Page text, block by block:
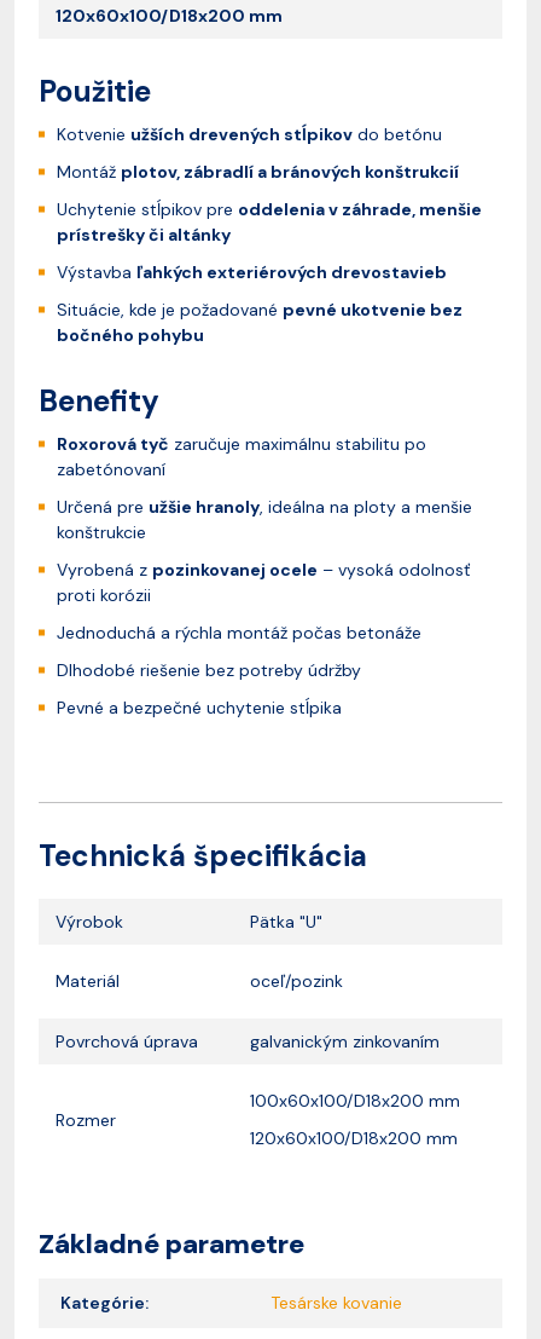
120x60x100/D18x200 mm
Použitie
Kotvenie užších drevených stĺpikov do betónu
Montáž plotov, zábradlí a bránových konštrukcií
Uchytenie stĺpikov pre oddelenia v záhrade, menšie
prístrešky či altánky
Výstavba ľahkých exteriérových drevostavieb
Situácie, kde je požadované pevné ukotvenie bez
bočného pohybu
Benefity
Roxorová tyč zaručuje maximálnu stabilitu po
zabetónovaní
Určená pre užšie hranoly , ideálna na ploty a menšie
konštrukcie
Vyrobená z pozinkovanej ocele – vysoká odolnosť
proti korózii
Jednoduchá a rýchla montáž počas betonáže
Dlhodobé riešenie bez potreby údržby
Pevné a bezpečné uchytenie stĺpika
Technická špecifikácia
Výrobok Pätka "U"
Materiál oceľ/pozink
Povrchová úprava galvanickým zinkovaním
Rozmer
100x60x100/D18x200 mm
120x60x100/D18x200 mm
Základné parametre
Kategórie: Tesárske kovanie